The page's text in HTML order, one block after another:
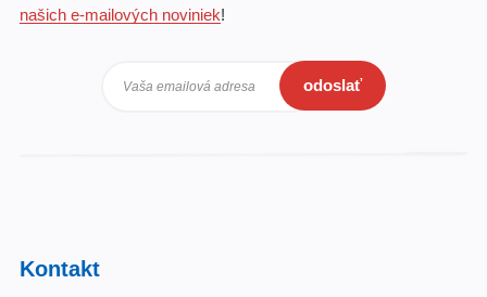
našich e-mailových noviniek!
Vaša emailová adresa odoslať
Kontakt